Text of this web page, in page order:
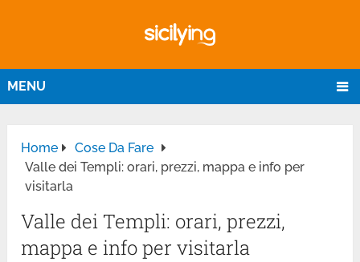
MENU
Home
Cose Da Fare
Valle dei Templi: orari, prezzi, mappa e info per
visitarla
Valle dei Templi: orari, prezzi,
mappa e info per visitarla